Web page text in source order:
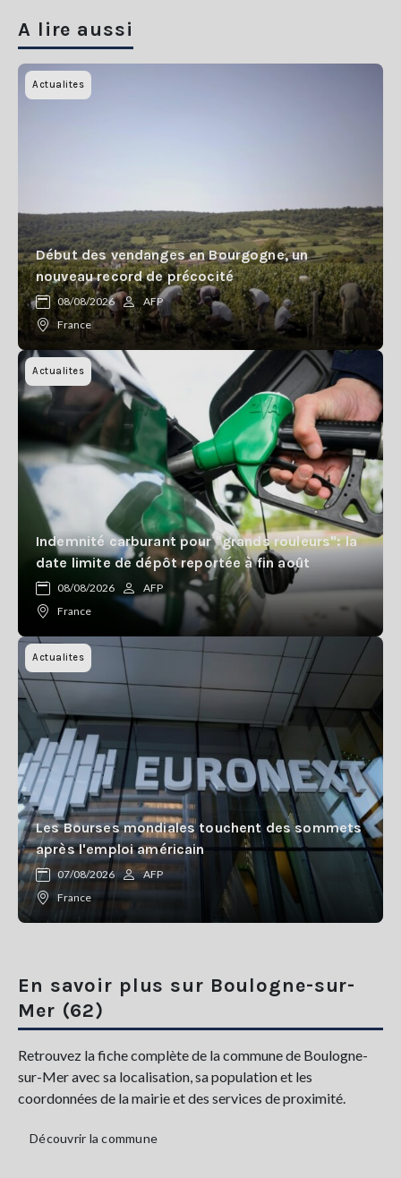
A lire aussi
Actualites
Début des vendanges en Bourgogne, un
nouveau record de précocité
08/08/2026
AFP
France
Actualites
Indemnité carburant pour "grands rouleurs": la
date limite de dépôt reportée à fin août
08/08/2026
AFP
France
Actualites
Les Bourses mondiales touchent des sommets
après l'emploi américain
07/08/2026
AFP
France
En savoir plus sur Boulogne-sur-
Mer (62)
Retrouvez la fiche complète de la commune de Boulogne-
sur-Mer avec sa localisation, sa population et les
coordonnées de la mairie et des services de proximité.
Découvrir la commune